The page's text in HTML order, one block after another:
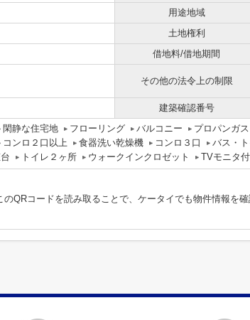
用途地域
土地権利
借地料/借地期間
その他の法令上の制限
建築確認番号
閑静な住宅地 フローリング バルコニー プロパンガス
コンロ２口以上 食器洗い乾燥機 コンロ３口 バス・
トイレ２ヶ所 ウォークインクロゼット TVモニタ
のQRコードを読み取ることで、ケータイでも物件情報を確